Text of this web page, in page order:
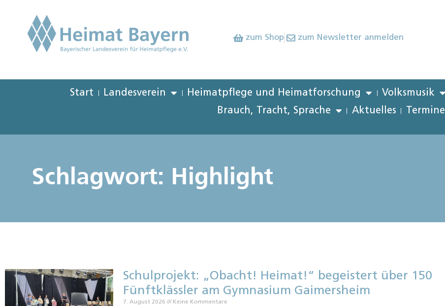
zum Shop zum Newsletter anmelden
Start Landesverein Heimatpflege und Heimatforschung Volksmusik
Brauch, Tracht, Sprache
Aktuelles Termine
Schlagwort: Highlight
Schulprojekt: „Obacht! Heimat!“ begeistert über 150
Fünftklässler am Gymnasium Gaimersheim
7. August 2026 Keine Kommentare